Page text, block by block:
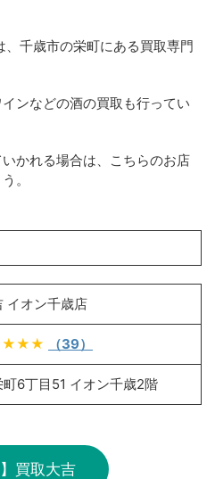
、千歳市の栄町にある買取専門
ンなどの酒の買取も行ってい
かれる場合は、こちらのお店
。
イオン千歳店
（39）
6丁目51 イオン千歳2階
】買取大吉